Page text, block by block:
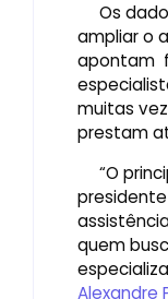
Os
ampliar o
apontam
muitas
prestam
“O
quem
Alexandre